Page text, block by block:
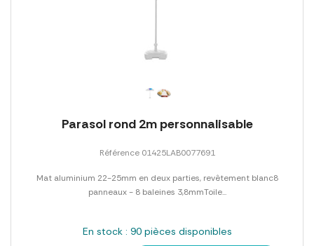
Parasol rond 2m personnalisable
Référence 01425LAB0077691
Mat aluminium 22-25mm en deux parties, revêtement blanc8
panneaux - 8 baleines 3,8mmToile...
En stock : 90 pièces disponibles